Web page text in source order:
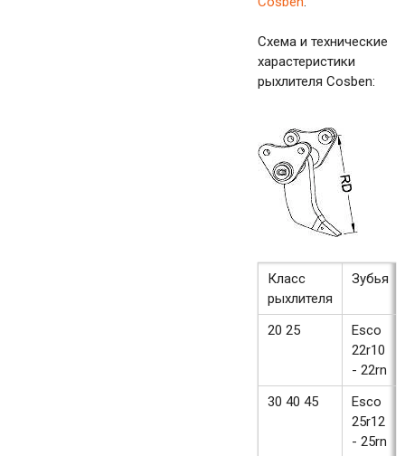
Схема и технические
харастеристики
рыхлителя Cosben:
Класс
рыхлителя
Зубья
20 25
Esco
22r10
- 22rn
30 40 45
Esco
25r12
- 25rn